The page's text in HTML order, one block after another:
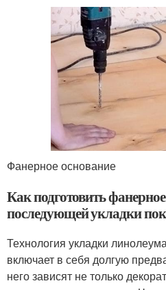
Фанерное основание
Как подготовить
последующей укладки
Технология укладки
включает в себя долгую
него зависят не только